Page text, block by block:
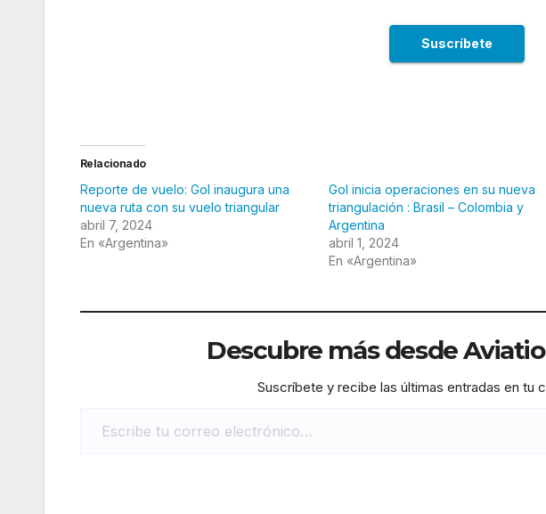
Relacionado
Reporte de vuelo: Gol inaugura una
nueva ruta con su vuelo triangular
abril 7, 2024
En «Argentina»
Gol inicia operaciones en su nueva
triangulación : Brasil – Colombia y
Argentina
abril 1, 2024
En «Argentina»
Descubre más desde
Suscríbete y recibe las últimas entradas en tu